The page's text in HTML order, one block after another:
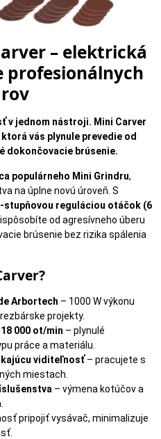
– elektrická
profesionálnych
v jednom nástroji. Mini Carver
vás plynule prevedie od
dokončovacie brúsenie.
populárneho Mini Grindru,
na úplne novú úroveň. S
stupňovou reguláciou otáčok (6
od agresívneho úberu
brúsenie bez rizika spálenia
Arbortech – 1000 W výkonu
projekty.
000 ot/min – plynulé
práce a materiálu.
viditeľnosť– pracujete s
miestach.
– výmena kotúčov a
pripojiť vysávač, minimalizuje